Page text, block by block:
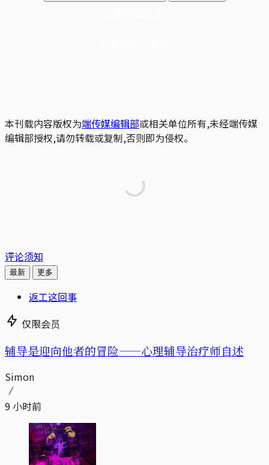
本刊载内容版权为端传媒编辑部或相关单位所有,未经端传媒
编辑部授权,请勿转载或复制,否则即为侵权。
评论须知
最新 更多
返工这回事
仅限会员
辅导是迎向他者的冒险——心理辅导治疗师自述
Simon
9 小时前